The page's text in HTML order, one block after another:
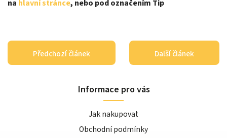
na hlavní stránce, nebo pod označením Tip
Předchozí článek Další článek
Informace pro vás
Jak nakupovat
Obchodní podmínky